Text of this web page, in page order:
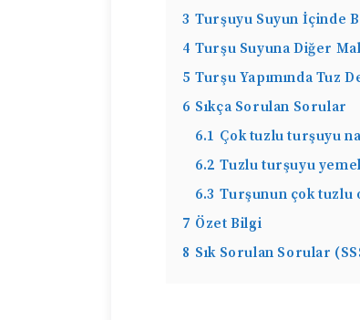
3 Turşuyu Suyun İçinde
4 Turşu Suyuna Diğer
5 Turşu Yapımında Tuz
6 Sıkça Sorulan Sorular
6.1 Çok tuzlu turşuyu
6.2 Tuzlu turşuyu
6.3 Turşunun çok tuzlu
7 Özet Bilgi
8 Sık Sorulan Sorular